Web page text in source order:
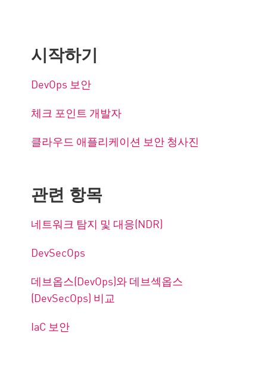
시작하기
DevOps 보안
체크 포인트 개발자
클라우드 애플리케이션 보안 청사진
관련 항목
네트워크 탐지 및 대응(NDR)
DevSecOps
데브옵스(DevOps)와 데브섹옵스
(DevSecOps) 비교
IaC 보안